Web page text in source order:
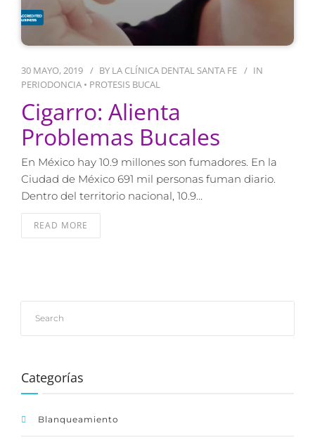
30 MAYO, 2019 BY LA CLÍNICA DENTAL SANTA FE
IN
PERIODONCIA • PROTESIS BUCAL
Cigarro: Alienta
Problemas Bucales
En México hay 10.9 millones son fumadores. En la
Ciudad de México 691 mil personas fuman diario.
Dentro del territorio nacional, 10.9…
READ MORE
Categorías
Blanqueamiento